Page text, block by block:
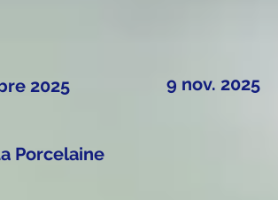
2025 9 nov. 2025
Porcelaine